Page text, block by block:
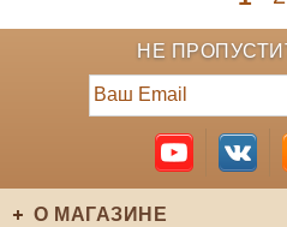
НЕ
О МАГАЗИНЕ